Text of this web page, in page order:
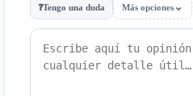
❓Tengo una duda Más opciones ⌄